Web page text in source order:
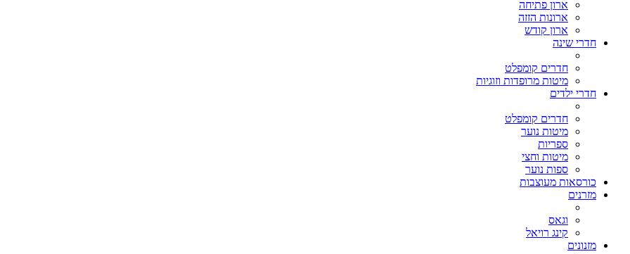
ארון פתיחה
ארונות הזזה
ארון קודש
חדרי שינה
חדרים קומפלט
מיטות מרופדות וזוגיות
חדרי ילדים
חדרים קומפלט
מיטות נוער
ספריות
מיטות וחצי
ספות נוער
כורסאות מעוצבות
מזרנים
וגאס
קינג רויאל
מזנונים